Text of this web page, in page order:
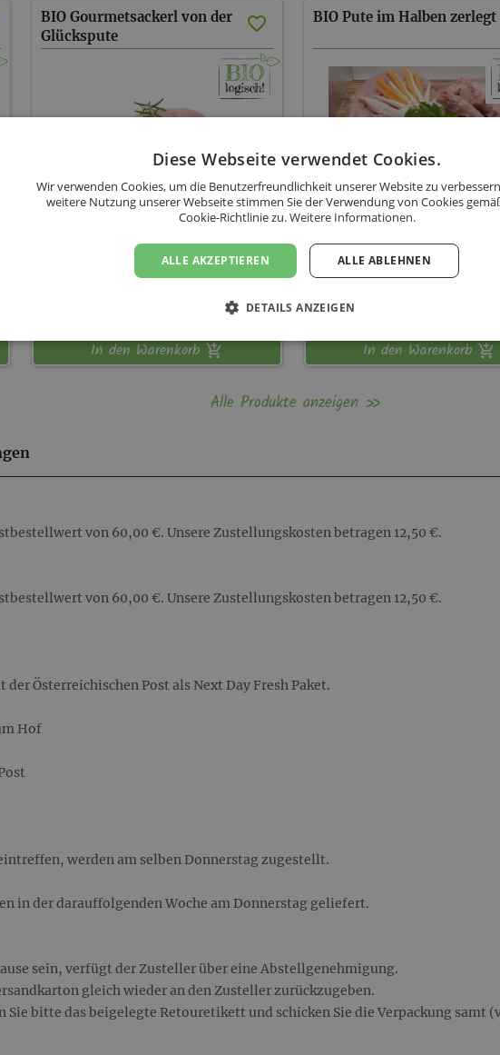
verarbeiten es zu
BIO Gourmetsackerl von der
Glückspute
In den Warenkorb
BIO Pute im Halben zerlegt
In den Warenkorb
Alle Produkte anzeigen
von 60,00 €. Unsere Zustellungskosten betragen 12,50 €.
von 60,00 €. Unsere Zustellungskosten betragen 12,50 €.
Österreichischen Post als Next Day Fresh Paket.
Hof
werden am selben Donnerstag zugestellt.
in der darauffolgenden Woche am Donnerstag geliefert.
sein, verfügt der Zusteller über eine Abstellgenehmigung.
gleich wieder an den Zusteller zurückzugeben.
bitte das beigelegte Retouretikett und schicken Sie die Verpackung samt
Diese Webseite verwendet Cookies.
Wir verwenden Cookies, um die Benutzerfreundlichkeit unserer Website zu
weitere Nutzung unserer Webseite stimmen Sie der Verwendung von Cookies
Cookie-Richtlinie zu.Weitere Informationen.
ALLE AKZEPTIEREN ALLE ABLEHNEN
DETAILS ANZEIGEN